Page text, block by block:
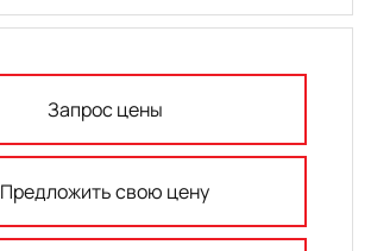
Запрос цены
Предложить свою цену